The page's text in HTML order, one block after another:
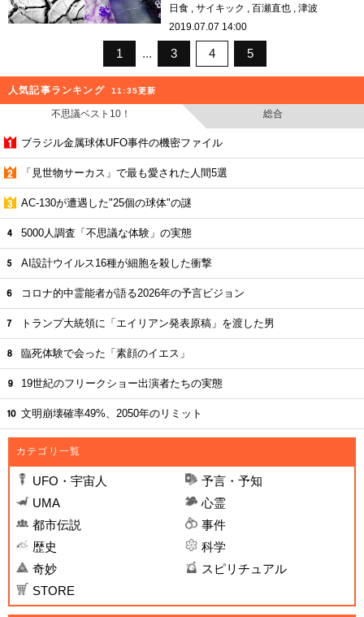
日食
サイキック 百瀬直也
津波
2019.07.07 14:00
1 3 4 5
人気記事ランキング 11:35更新
不思議ベスト10！ 総合
ブラジル金属球体UFO事件の機密ファイル
「見世物サーカス」で最も愛された人間5選
AC-130が遭遇した"25個の球体"の謎
5000人調査「不思議な体験」の実態
AI設計ウイルス16種が細胞を殺した衝撃
コロナ的中霊能者が語る2026年の予言ビジョン
トランプ大統領に「エイリアン発表原稿」を渡した男
臨死体験で会った「素顔のイエス」
19世紀のフリークショー出演者たちの実態
文明崩壊確率49%、2050年のリミット
カテゴリ一覧
UFO・宇宙人
予言・予知
UMA
心霊
都市伝説
事件
歴史
科学
奇妙
スピリチュアル
STORE